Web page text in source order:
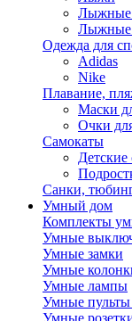
Лыжные
Лыжные
Одежда для
Adidas
Nike
Плавание,
Маски
Очки
Самокаты
Детские
Санки,
Умный дом
Комплекты
Умные
Умные замки
Умные
Умные лампы
Умные
Умные